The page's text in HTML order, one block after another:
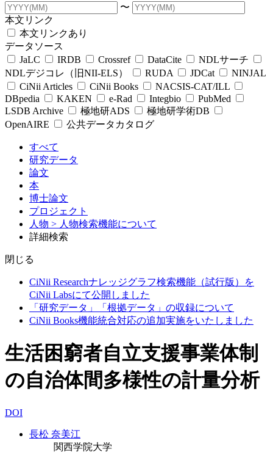
〜
本文リンク
本文リンクあり
データソース
JaLC
IRDB Crossref DataCite
NDLサーチ
NDLデジコレ（旧NII-ELS）
RUDA JDCat
NINJAL
CiNii Articles
CiNii Books
NACSIS-CAT/ILL
DBpedia
KAKEN e-Rad Integbio
PubMed
LSDB Archive
極地研ADS
極地研学術DB
OpenAIRE
公共データカタログ
すべて
研究データ
論文
本
博士論文
プロジェクト
人物 > 人物検索機能について
詳細検索
閉じる
CiNii Researchナレッジグラフ検索機能（試行版）を
CiNii Labsにて公開しました
「研究データ」「根拠データ」の収録について
CiNii Books機能統合対応の追加実施をいたしました
生活困窮者自立支援事業体制
の自治体間多様性の計量分析
DOI
長松 奈美江
関西学院大学